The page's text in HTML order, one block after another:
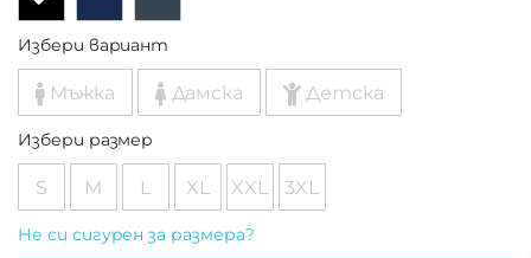
Избери вариант
Мъжка Дамска Детска
Избери размер
S M L XL XXL 3XL
Не си сигурен за размера?